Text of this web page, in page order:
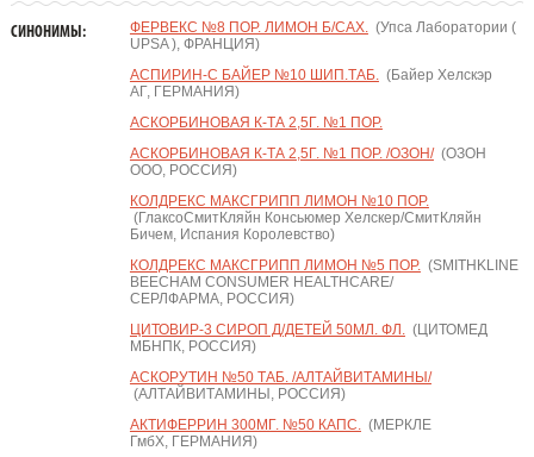
СИНОНИМЫ: ФЕРВЕКС №8 ПОР. ЛИМОН Б/САХ.(Упса Лаборатории (
UPSA ), ФРАНЦИЯ)
АСПИРИН-С БАЙЕР №10 ШИП.ТАБ.(Байер Хелскэр
АГ, ГЕРМАНИЯ)
АСКОРБИНОВАЯ К-ТА 2,5Г. №1 ПОР.
АСКОРБИНОВАЯ К-ТА 2,5Г. №1 ПОР. /ОЗОН/(ОЗОН
ООО, РОССИЯ)
КОЛДРЕКС МАКСГРИПП ЛИМОН №10 ПОР.
(ГлаксоСмитКляйн Консьюмер Хелскер/СмитКляйн
Бичем, Испания Королевство)
КОЛДРЕКС МАКСГРИПП ЛИМОН №5 ПОР.(SMITHKLINE
BEECHAM CONSUMER HEALTHCARE/
СЕРЛФАРМА, РОССИЯ)
ЦИТОВИР-3 СИРОП Д/ДЕТЕЙ 50МЛ. ФЛ.(ЦИТОМЕД
МБНПК, РОССИЯ)
АСКОРУТИН №50 ТАБ. /АЛТАЙВИТАМИНЫ/
(АЛТАЙВИТАМИНЫ, РОССИЯ)
АКТИФЕРРИН 300МГ. №50 КАПС.(МЕРКЛЕ
ГмбХ, ГЕРМАНИЯ)